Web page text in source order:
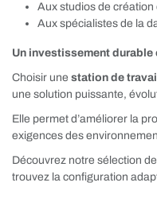
Aux studios de
Aux spécialistes de la
Un investissement durable
Choisir une station de
une solution puissante,
Elle permet d’améliorer la
exigences des
Découvrez notre sélection de
trouvez la configuration